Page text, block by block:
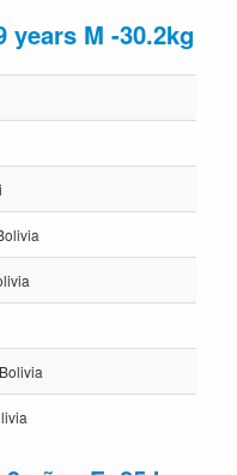
years M -30.2kg